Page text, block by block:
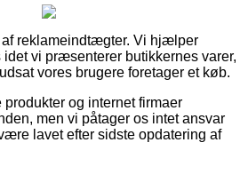
reklameindtægter. Vi hjælper
vi præsenterer butikkernes varer,
vores brugere foretager et køb.
og internet firmaer
men vi påtager os intet ansvar
lavet efter sidste opdatering af